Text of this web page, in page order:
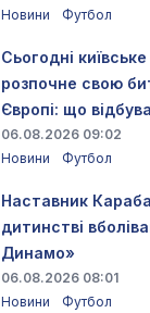
Новини
Футбол
Сьогодні
розпочне свою
Європі: що
06.08.2026 09:02
Новини
Футбол
Наставник
дитинстві
Динамо»
06.08.2026 08:01
Новини
Футбол